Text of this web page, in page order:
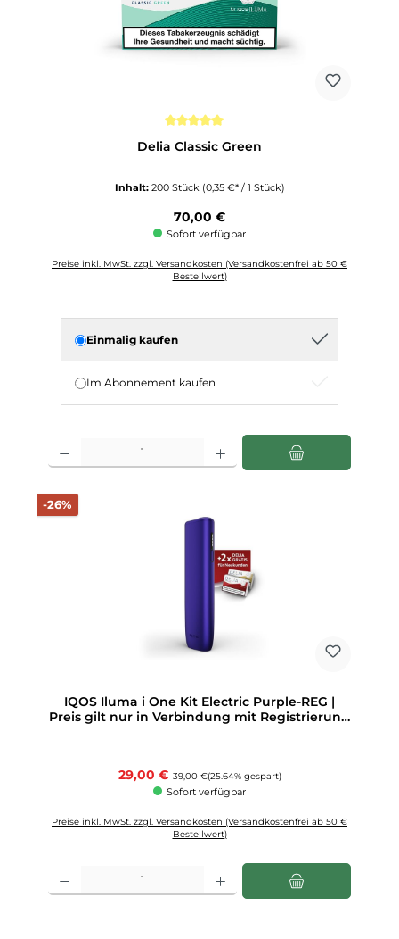
Delia Classic Green
Inhalt: 200 Stück (0,35 €* / 1 Stück)
Regulärer Preis:
70,00 €
Sofort verfügbar
Preise inkl. MwSt. zzgl. Versandkosten (Versandkostenfrei ab 50 €
Bestellwert)
Einmalig kaufen
Im Abonnement kaufen
Produkt Anzahl: Gib den gewünschten Wert ein oder benutze die
-26%Rabatt
IQOS Iluma i One Kit Electric Purple-REG |
Preis gilt nur in Verbindung mit Registrierung
Verkaufspreis:
29,00 € Regulärer Preis:
39,00 €(25.64% gespart)
Sofort verfügbar
Preise inkl. MwSt. zzgl. Versandkosten (Versandkostenfrei ab 50 €
Bestellwert)
Produkt Anzahl: Gib den gewünschten Wert ein oder benutze die